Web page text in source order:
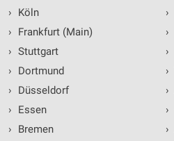
›
Köln
›
Frankfurt (Main)
› Stuttgart
›
Dortmund
›
Düsseldorf
›
Essen
›
Bremen
›
›
›
›
›
›
›